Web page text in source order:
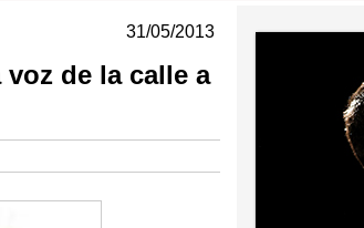
31/05/2013
de la calle a